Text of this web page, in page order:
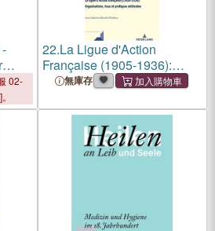
II
02-
22.La Ligue d'Action
Française (1905-1936):
Organisations, Lieux Et
無庫存